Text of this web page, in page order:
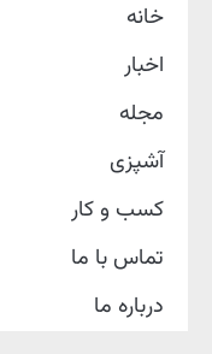
خانه
اخبار
مجله
آشپزی
کسب و کار
تماس با ما
درباره ما